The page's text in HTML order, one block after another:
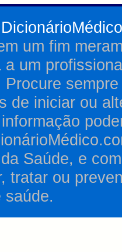
um fim
um
de iniciar ou
Saúde, e
tratar ou
saúde.